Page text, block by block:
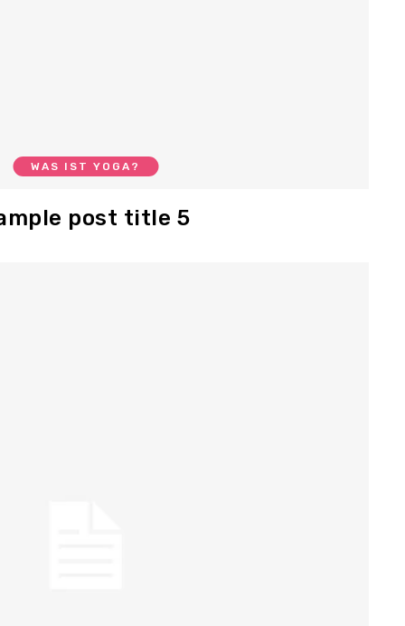
WAS IST YOGA?
post title 5